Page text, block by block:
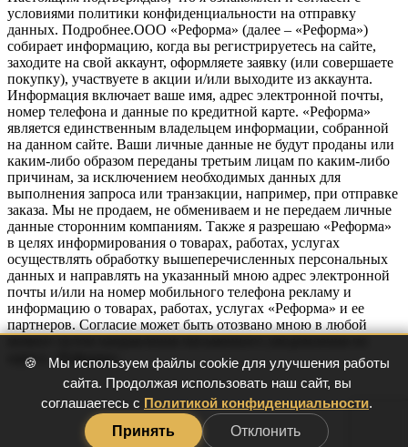
условиями политики конфиденциальности на отправку
данных. Подробнее.ООО «Реформа» (далее – «Реформа»)
собирает информацию, когда вы регистрируетесь на сайте,
заходите на свой аккаунт, оформляете заявку (или совершаете
покупку), участвуете в акции и/или выходите из аккаунта.
Информация включает ваше имя, адрес электронной почты,
номер телефона и данные по кредитной карте. «Реформа»
является единственным владельцем информации, собранной
на данном сайте. Ваши личные данные не будут проданы или
каким-либо образом переданы третьим лицам по каким-либо
причинам, за исключением необходимых данных для
выполнения запроса или транзакции, например, при отправке
заказа. Мы не продаем, не обмениваем и не передаем личные
данные сторонним компаниям. Также я разрешаю «Реформа»
в целях информирования о товарах, работах, услугах
осуществлять обработку вышеперечисленных персональных
данных и направлять на указанный мною адрес электронной
почты и/или на номер мобильного телефона рекламу и
информацию о товарах, работах, услугах «Реформа» и ее
партнеров. Согласие может быть отозвано мною в любой
адресу «Реформа».
🍪
Мы используем файлы cookie для улучшения работы
сайта. Продолжая использовать наш сайт, вы
соглашаетесь с Политикой конфиденциальности.
Принять
Отклонить